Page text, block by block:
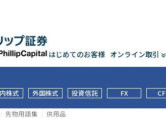
はじめてのお客様 オンライン取引
株式 外国株式 投資信託 FX
先物用語集 供用品